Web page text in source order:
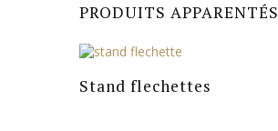
PRODUITS APPARENTÉS
Stand flechettes